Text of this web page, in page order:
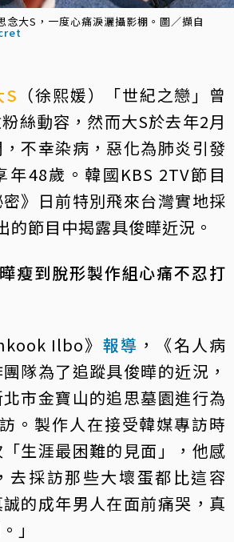
念大S，一度心痛淚灑攝影棚。圖／擷自
S （徐熙媛）「世紀之戀」曾
絲動容，然而大S於去年2月
不幸染病，惡化為肺炎引發
年48歲。韓國KBS 2TV節目
密》日前特別飛來台灣實地採
的節目中揭露具俊曄近況。
瘦到脫形製作組心痛不忍打
Ilbo》 報導 ，《名人病
隊為了追蹤具俊曄的近況，
市金寶山的追思墓園進行為
。製作人在接受韓媒專訪時
生涯最困難的見面」，他感
去採訪那些大壞蛋都比這容
的成年男人在面前痛哭，真
」